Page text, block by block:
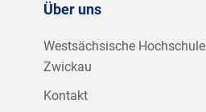
Über uns
Westsächsische Hochschule
Zwickau
Kontakt